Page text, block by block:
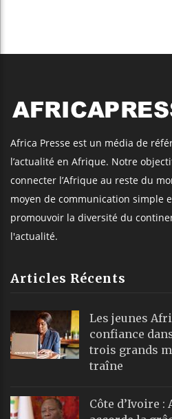
Africa Presse est un média de
l’actualité en Afrique. Notre
connecter l’Afrique au reste du
moyen de communication simple
promouvoir la diversité du
l'actualité.
Articles Récents
Les jeunes
confiance
trois grands
traîne
Côte d’Ivoire :